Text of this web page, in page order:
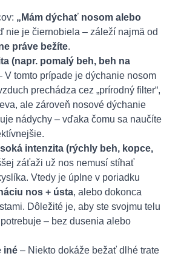
„Mám dýchať nosom alebo
nie je čiernobiela – záleží najmä od
práve bežíte.
(napr. pomalý beh, beh na
V tomto prípade je dýchanie nosom
prechádza cez „prírodný filter“,
ale zároveň nosové dýchanie
nádychy – vďaka čomu sa naučíte
intenzita (rýchly beh, kopce,
záťaži už nos nemusí stíhať
Vtedy je úplne v poriadku
nos + ústa, alebo dokonca
Dôležité je, aby ste svojmu telu
– bez dusenia alebo
iné – Niekto dokáže bežať dlhé trate